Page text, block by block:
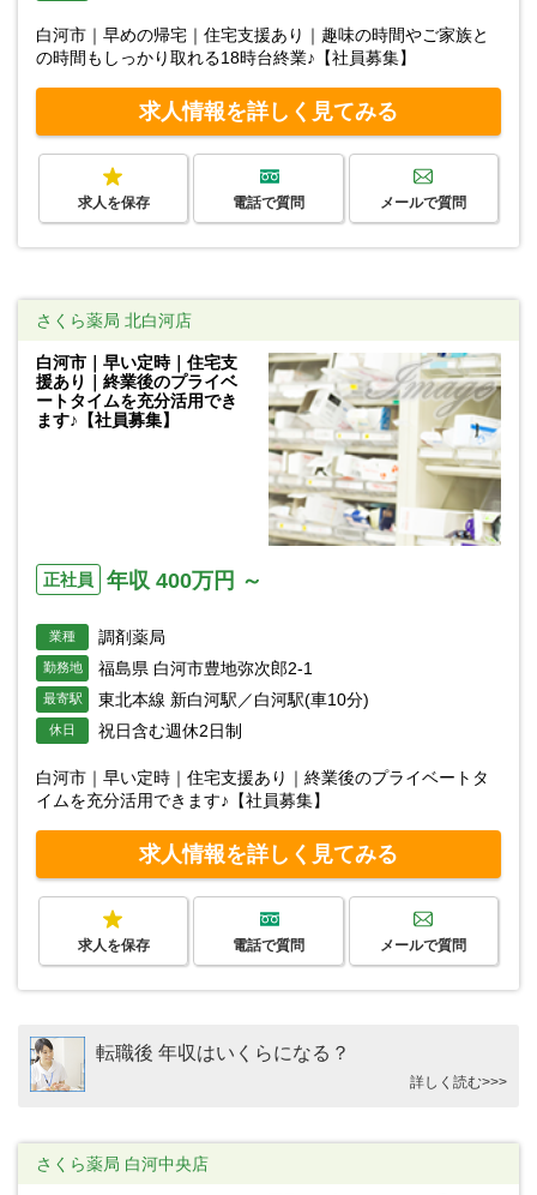
白河市｜早めの帰宅｜住宅支援あり｜趣味の時間やご家族と
の時間もしっかり取れる18時台終業♪【社員募集】
求人情報を詳しく見てみる
求人を保存 電話で質問 メールで質問
さくら薬局 北白河店
白河市｜早い定時｜住宅支
援あり｜終業後のプライベ
ートタイムを充分活用でき
ます♪【社員募集】
正社員 年収 400万円 ～
業種 調剤薬局
勤務地 福島県 白河市豊地弥次郎2-1
最寄駅 東北本線 新白河駅／白河駅(車10分)
休日 祝日含む週休2日制
白河市｜早い定時｜住宅支援あり｜終業後のプライベートタ
イムを充分活用できます♪【社員募集】
求人情報を詳しく見てみる
求人を保存 電話で質問 メールで質問
転職後 年収はいくらになる？
詳しく読む>>>
さくら薬局 白河中央店